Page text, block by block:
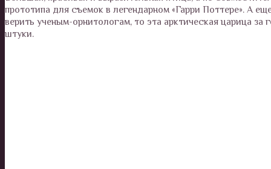
прототипа для съемок в легендарном «Гарри Поттере». А
верить ученым-орнитологам, то эта арктическая царица
штуки.